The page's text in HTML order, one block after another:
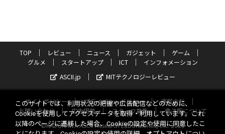
TOP レビュー ニュース ガジェット
ゲーム
グルメ
スタートアップ ICT
インフォメーション
ASCII.jp
MITテクノロジーレビュー
サイトポリシー プライバシーポリシー
運営会社
お問い合わせ
広告掲載 スタッフ募集
電子版について
©KADOKAWA ASCII Research Laboratories, Inc. 2026
このサイトでは、利用状況の把握や広告配信などのために、
Cookieを使用してアクセスデータを取得・利用しています。これ
以降のページに遷移した場合、Cookieの設定や使用に同意したこ